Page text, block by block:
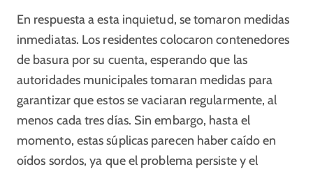
En respuesta a esta inquietud, se tomaron medidas
inmediatas. Los residentes colocaron contenedores
de basura por su cuenta, esperando que las
autoridades municipales tomaran medidas para
garantizar que estos se vaciaran regularmente, al
menos cada tres días. Sin embargo, hasta el
momento, estas súplicas parecen haber caído en
oídos sordos, ya que el problema persiste y el